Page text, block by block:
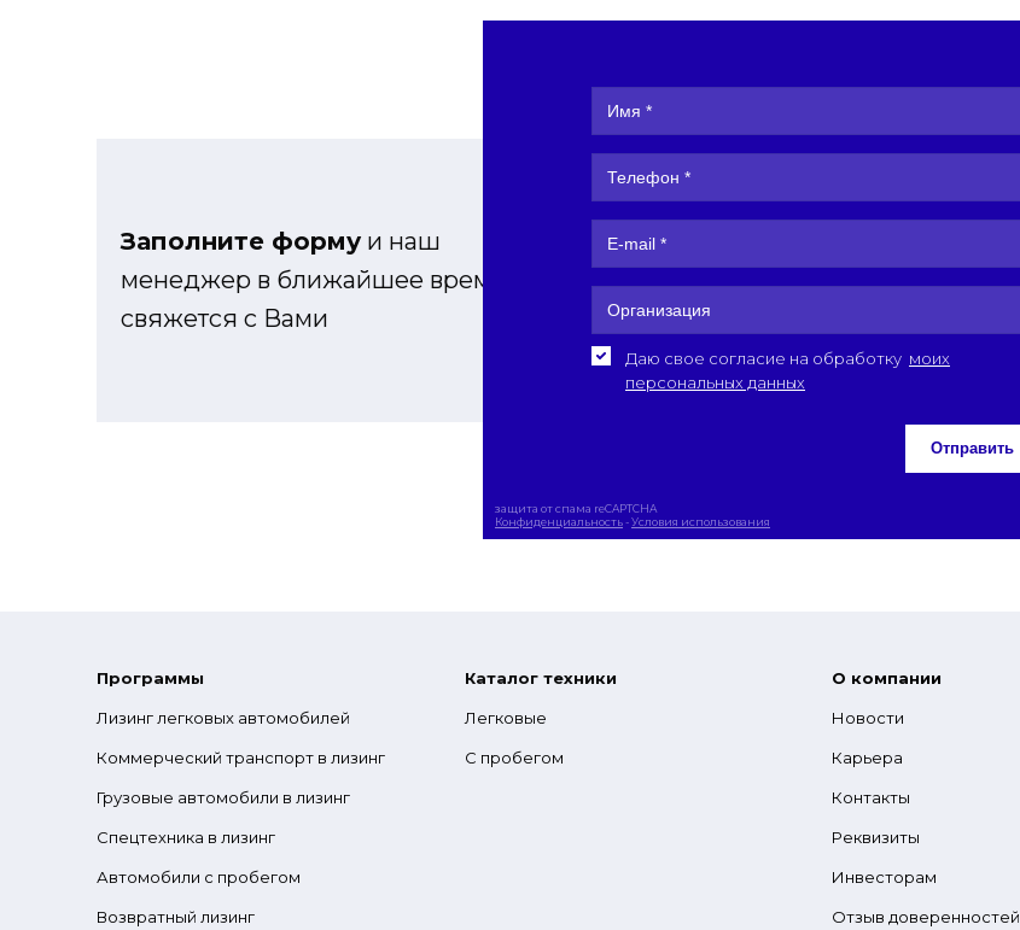
Заполните форму и наш
менеджер в ближайшее время
свяжется с Вами
Даю свое согласие на обработку моих
персональных данных
Отправить
защита от спама reCAPTCHA
Конфиденциальность-Условия использования
Программы
Лизинг легковых автомобилей
Коммерческий транспорт в лизинг
Грузовые автомобили в лизинг
Спецтехника в лизинг
Автомобили с пробегом
Возвратный лизинг
Каталог техники
Легковые
С пробегом
О компании
Новости
Карьера
Контакты
Реквизиты
Инвесторам
Отзыв доверенностей